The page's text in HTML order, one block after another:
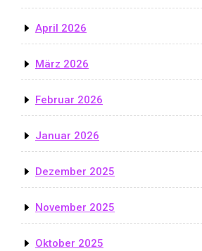
April 2026
März 2026
Februar 2026
Januar 2026
Dezember 2025
November 2025
Oktober 2025